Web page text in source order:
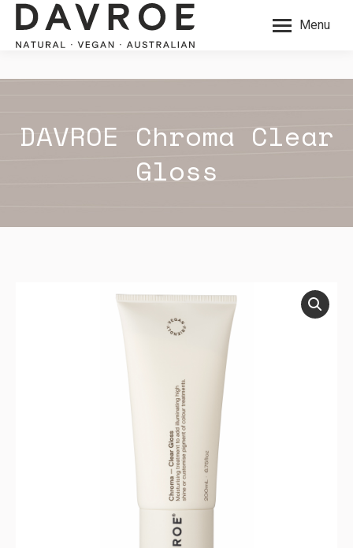
Menu
DAVROE Chroma Clear
Gloss